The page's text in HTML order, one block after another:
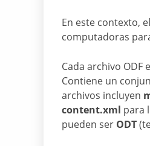
En este contexto, el
computadoras
Cada archivo
Contiene un
archivos incluyen
content.xml para
pueden ser ODT